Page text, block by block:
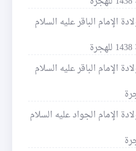
الإمام الباقر عليه السلام
الإمام الباقر عليه السلام
الإمام الجواد عليه السلام